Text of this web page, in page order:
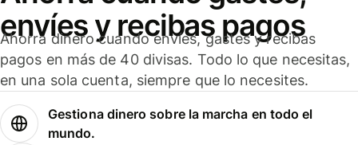
envíes y recibas pagos
Ahorra dinero cuando envíes, gastes y recibas
pagos en más de 40 divisas. Todo lo que necesitas,
en una sola cuenta, siempre que lo necesites.
Gestiona dinero sobre la marcha en todo el
mundo.